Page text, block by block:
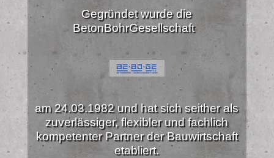
Gegründet wurde die
BetonBohrGesellschaft
am 24.03.1982 und hat sich seither als
zuverlässiger, flexibler und fachlich
kompetenter Partner der Bauwirtschaft
etabliert.